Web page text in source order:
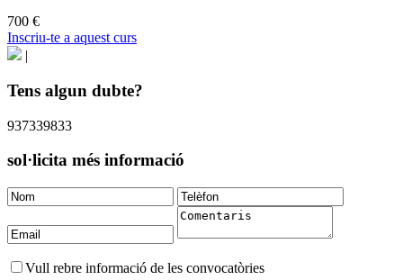
700 €
Inscriu-te a aquest curs
|
Tens algun dubte?
937339833
sol·licita més informació
Vull rebre informació de les convocatòries